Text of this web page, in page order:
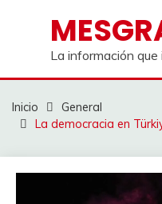
contenidoLa información
Inicio
General
La democracia en